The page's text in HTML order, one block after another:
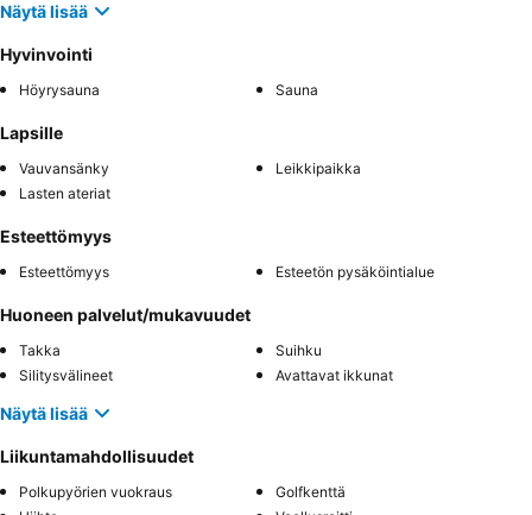
Näytä lisää
Hyvinvointi
Höyrysauna Sauna
Lapsille
Vauvansänky
Leikkipaikka
Lasten ateriat
Esteettömyys
Esteettömyys Esteetön pysäköintialue
Huoneen palvelut/mukavuudet
Takka
Suihku
Silitysvälineet
Avattavat ikkunat
Näytä lisää
Liikuntamahdollisuudet
Polkupyörien vuokraus
Golfkenttä